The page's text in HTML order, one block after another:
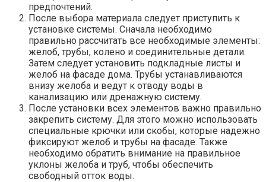
предпочтений.
После выбора материала следует приступить к
установке системы. Сначала необходимо
правильно рассчитать все необходимые элементы:
желоб, трубы, колено и соединительные детали.
Затем следует установить подкладные листы и
желоб на фасаде дома. Трубы устанавливаются
внизу желоба и ведут к отводу воды в
канализацию или дренажную систему.
После установки всех элементов важно правильно
закрепить систему. Для этого можно использовать
специальные крючки или скобы, которые надежно
фиксируют желоб и трубы на фасаде. Также
необходимо обратить внимание на правильное
уклоны желоба и труб, чтобы обеспечить
свободный отток воды.